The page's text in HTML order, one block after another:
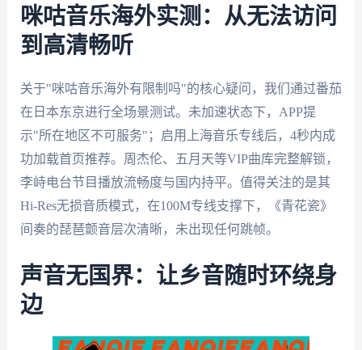
咪咕音乐海外实测：从无法访问
到高清畅听
关于"咪咕音乐海外有限制吗"的核心疑问，我们通过番茄
在日本东京进行全场景测试。未加速状态下，APP提
示"所在地区不可服务"；启用上海音乐专线后，4秒内成
功加载首页推荐。周杰伦、五月天等VIP曲库完整解锁，
李峙电台节目播放流畅度与国内持平。值得关注的是其
Hi-Res无损音质模式，在100M专线支撑下，《青花瓷》
间奏的琵琶颤音层次清晰，未出现任何跳帧。
声音无国界：让乡音随时环绕身
边